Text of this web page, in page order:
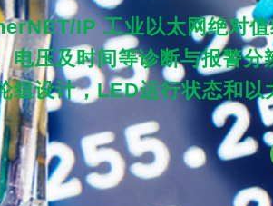
工程机械自动化
资料下载 软件下
创新理念 实验平
新闻资讯
公司新闻
近期展会
认证证
定制解决方案
IP工业以太网绝对
电压及时间等诊断与报警
组设计，LED运行状态和以